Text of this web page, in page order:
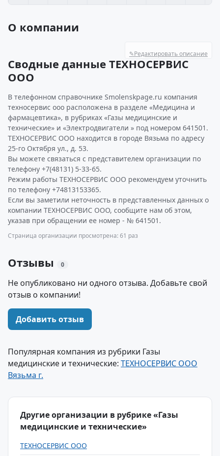
О компании
✎Редактировать описание
Сводные данные ТЕХНОСЕРВИС
ООО
В телефонном справочнике Smolenskpage.ru компания
техносервис ооо расположена в разделе «Медицина и
фармацевтика», в рубриках «Газы медицинские и
технические» и «Электродвигатели » под номером 641501.
ТЕХНОСЕРВИС ООО находится в городе Вязьма по адресу
25-го Октября ул., д. 53.
Вы можете связаться с представителем организации по
телефону +7(48131) 5-33-65.
Режим работы ТЕХНОСЕРВИС ООО рекомендуем уточнить
по телефону +74813153365.
Если вы заметили неточность в представленных данных о
компании ТЕХНОСЕРВИС ООО, сообщите нам об этом,
указав при обращении ее номер - № 641501.
Страница организации просмотрена: 61 раз
Отзывы 0
Не опубликовано ни одного отзыва. Добавьте свой
отзыв о компании!
Добавить отзыв
Популярная компания из рубрики Газы
медицинские и технические: ТЕХНОСЕРВИС ООО
Вязьма г.
Другие организации в рубрике «Газы
медицинские и технические»
ТЕХНОСЕРВИС ООО